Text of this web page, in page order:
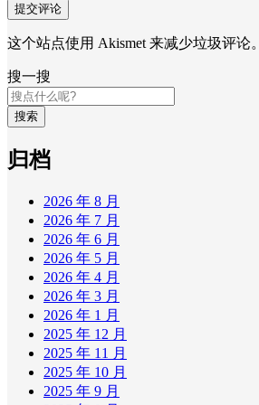
这个站点使用 Akismet 来减少垃圾评论。
搜一搜
搜索
归档
2026 年 8 月
2026 年 7 月
2026 年 6 月
2026 年 5 月
2026 年 4 月
2026 年 3 月
2026 年 1 月
2025 年 12 月
2025 年 11 月
2025 年 10 月
2025 年 9 月